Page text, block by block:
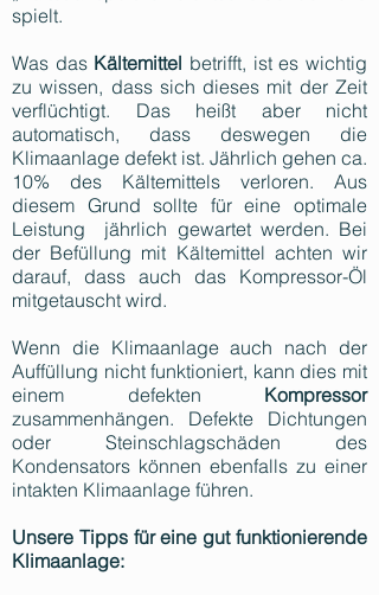
spielt.
Was das Kältemittel betrifft, ist es wichtig
zu wissen, dass sich dieses mit der Zeit
verflüchtigt. Das heißt aber nicht
automatisch, dass deswegen die
Klimaanlage defekt ist. Jährlich gehen ca.
10% des Kältemittels verloren. Aus
diesem Grund sollte für eine optimale
Leistung jährlich gewartet werden. Bei
der Befüllung mit Kältemittel achten wir
darauf, dass auch das Kompressor-Öl
mitgetauscht wird.
Wenn die Klimaanlage auch nach der
Auffüllung nicht funktioniert, kann dies mit
einem defekten Kompressor
zusammenhängen. Defekte Dichtungen
oder Steinschlagschäden des
Kondensators können ebenfalls zu einer
intakten Klimaanlage führen.
Unsere Tipps für eine gut funktionierende
Klimaanlage: